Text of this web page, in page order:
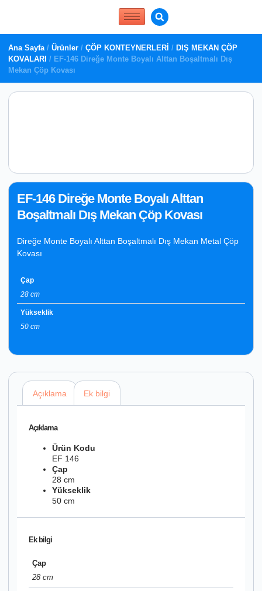
Ana Sayfa/ Ürünler / ÇÖP KONTEYNERLERİ / DIŞ MEKAN ÇÖP
KOVALARI / EF-146 Direğe Monte Boyalı Alttan Boşaltmalı Dış
Mekan Çöp Kovası
EF-146 Direğe Monte Boyalı Alttan
Boşaltmalı Dış Mekan Çöp Kovası
Direğe Monte Boyalı Alttan Boşaltmalı Dış Mekan Metal Çöp
Kovası
Çap
28 cm
Yükseklik
50 cm
Açıklama Ek bilgi
Açıklama
Ürün Kodu
EF 146
Çap
28 cm
Yükseklik
50 cm
Ek bilgi
Çap
28 cm